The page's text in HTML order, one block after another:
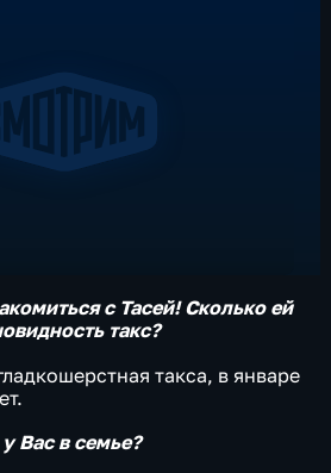
с Тасей! Сколько ей
такс?
такса, в январе
Вас в семье?